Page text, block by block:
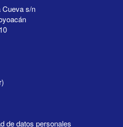
Cueva s/n
de datos personales